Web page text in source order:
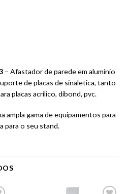
– Afastador de parede em alumínio
de placas de sinaletica, tanto
placas acrilico, dibond, pvc.
ampla gama de equipamentos para
para o seu stand.